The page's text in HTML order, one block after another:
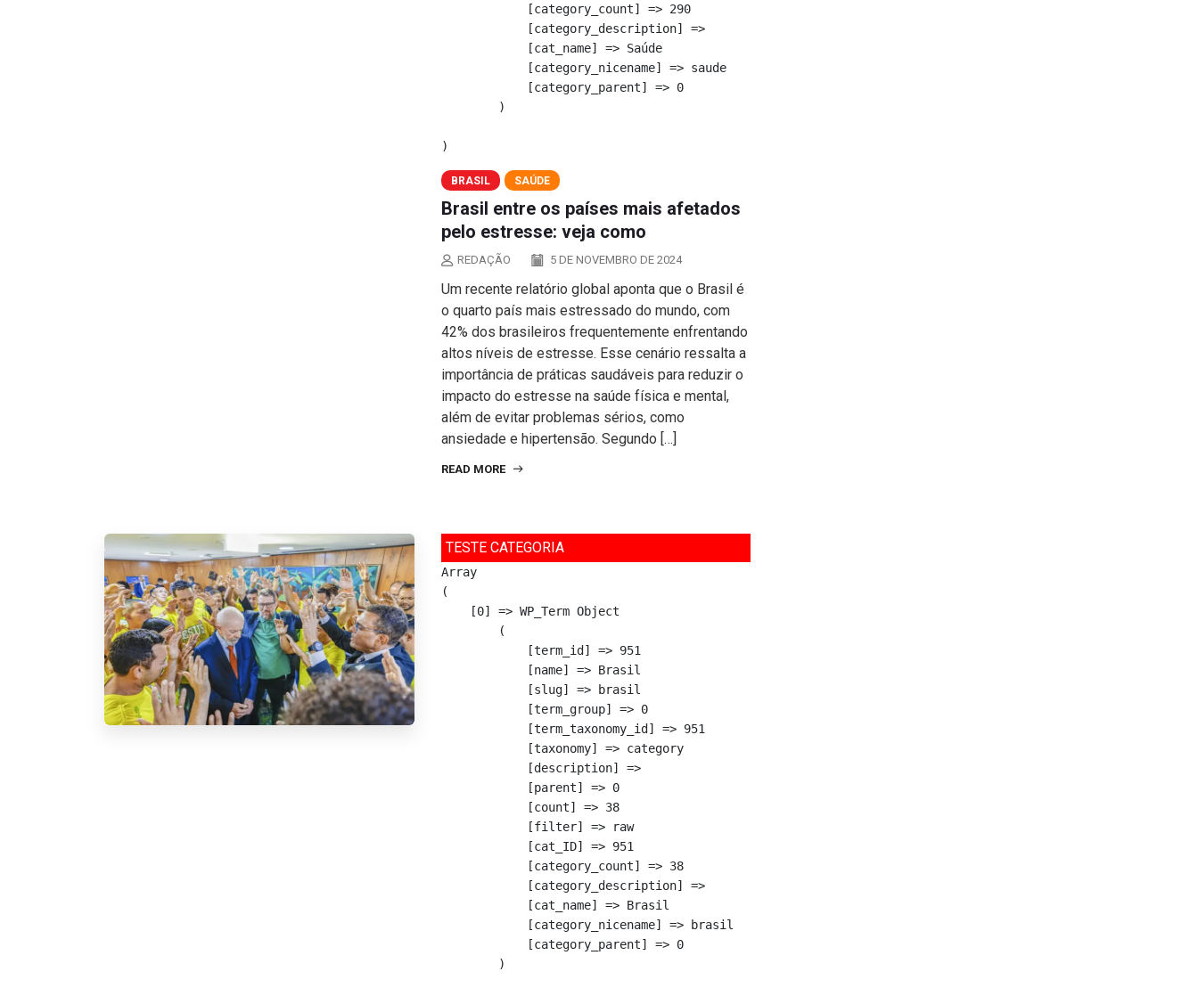
            [category_count] => 290
            [category_description] =>
            [cat_name] => Saúde
            [category_nicename] => saude
            [category_parent] => 0
        )
BRASIL SAÚDE
Brasil entre os países mais afetados
pelo estresse: veja como
REDAÇÃO 5 DE NOVEMBRO DE 2024
Um recente relatório global aponta que o Brasil é
o quarto país mais estressado do mundo, com
42% dos brasileiros frequentemente enfrentando
altos níveis de estresse. Esse cenário ressalta a
importância de práticas saudáveis para reduzir o
impacto do estresse na saúde física e mental,
além de evitar problemas sérios, como
ansiedade e hipertensão. Segundo […]
READ MORE
TESTE CATEGORIA
Array
(
    [0] => WP_Term Object
        (
            [term_id] => 951
            [name] => Brasil
            [slug] => brasil
            [term_group] => 0
            [term_taxonomy_id] => 951
            [taxonomy] => category
            [description] =>
            [parent] => 0
            [count] => 38
            [filter] => raw
            [cat_ID] => 951
            [category_count] => 38
            [category_description] =>
            [cat_name] => Brasil
            [category_nicename] => brasil
            [category_parent] => 0
        )